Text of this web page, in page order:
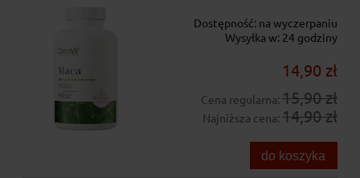
Dostępność: na wyczerpaniu
Wysyłka w: 24 godziny
14,90 zł
Cena regularna: 15,90 zł
Najniższa cena: 14,90 zł
do koszyka